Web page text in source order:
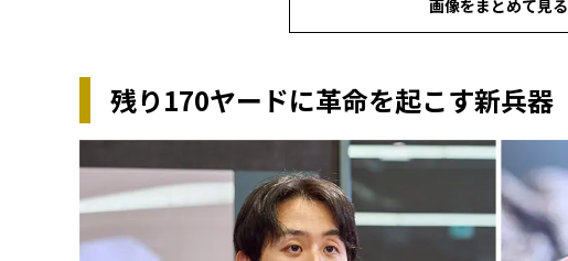
画像をまとめて見る
残り170ヤードに革命を起こす新兵器